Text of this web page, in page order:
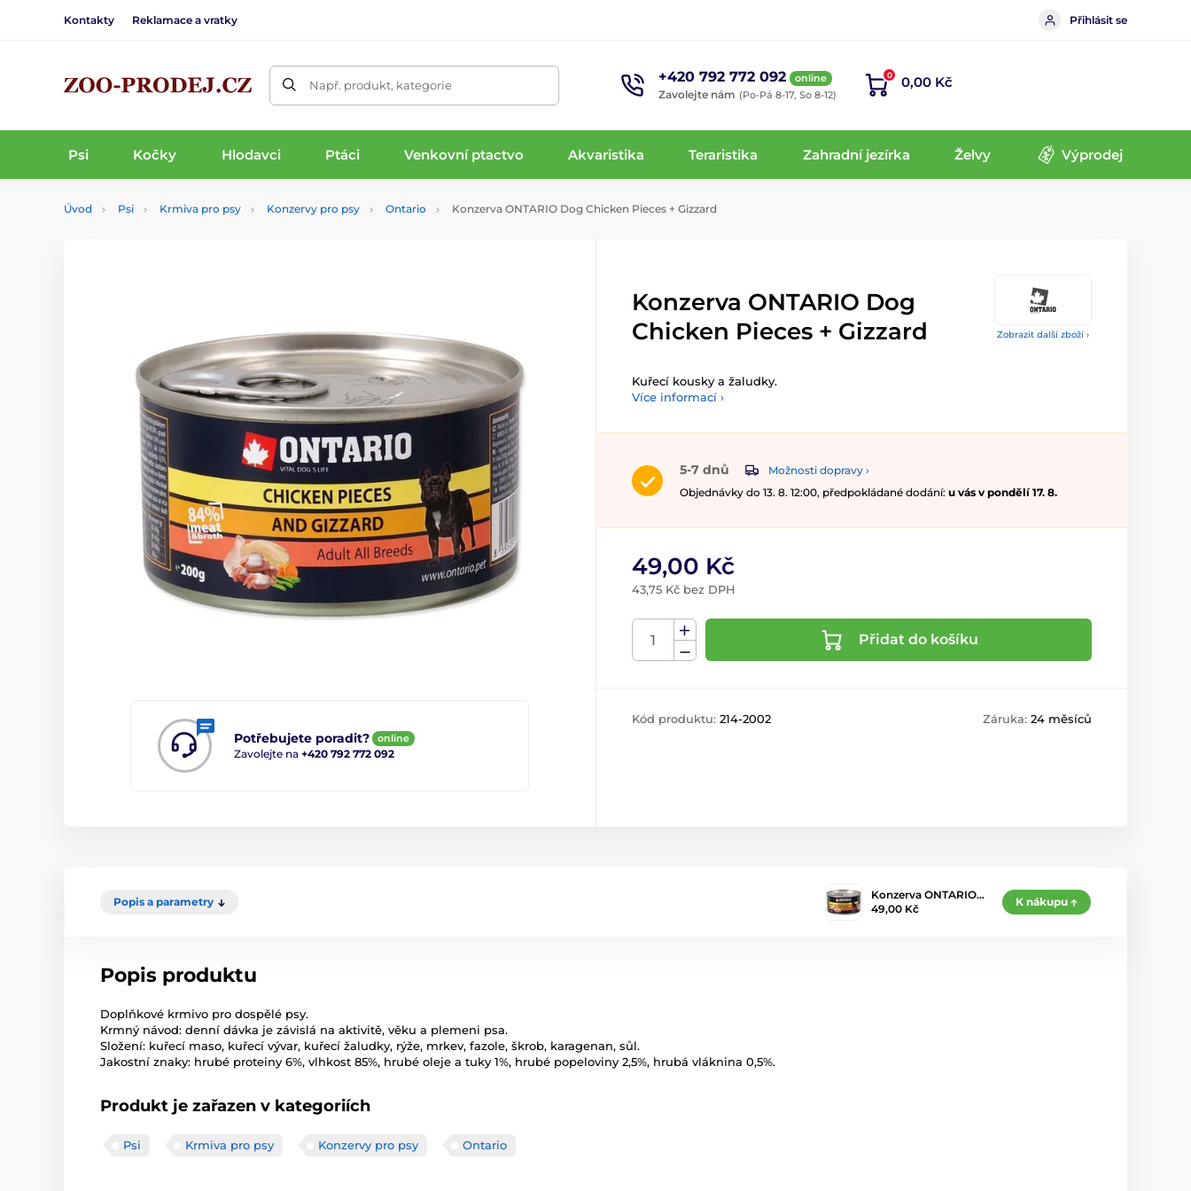
Kontakty Reklamace a vratky Přihlásit se
Např. produkt, kategorie +420 792 772 092 online
Zavolejte nám (Po-Pá 8-17, So 8-12)
0 0,00 Kč
Psi Kočky Hlodavci Ptáci Venkovní ptactvo Akvaristika Teraristika Zahradní jezírka Želvy Výprodej
Úvod Psi Krmiva pro psy Konzervy pro psy Ontario Konzerva ONTARIO Dog Chicken Pieces + Gizzard
Zobrazit další zboží ›
Potřebujete poradit? online
Zavolejte na +420 792 772 092
Konzerva ONTARIO Dog
Chicken Pieces + Gizzard
Kuřecí kousky a žaludky.
Více informací ›
5-7 dnů
Možnosti dopravy ›
Objednávky do 13. 8. 12:00, předpokládané dodání: u vás v pondělí 17. 8.
49,00 Kč
43,75 Kč bez DPH
Přidat do košíku
Kód produktu: 214-2002 Záruka: 24 měsíců
Popis a parametry
Konzerva ONTARIO…
49,00 Kč
K nákupu
Popis produktu
Doplňkové krmivo pro dospělé psy.
Krmný návod: denní dávka je závislá na aktivitě, věku a plemeni psa.
Složení: kuřecí maso, kuřecí vývar, kuřecí žaludky, rýže, mrkev, fazole, škrob, karagenan, sůl.
Jakostní znaky: hrubé proteiny 6%, vlhkost 85%, hrubé oleje a tuky 1%, hrubé popeloviny 2,5%, hrubá vláknina 0,5%.
Produkt je zařazen v kategoriích
Psi Krmiva pro psy Konzervy pro psy Ontario